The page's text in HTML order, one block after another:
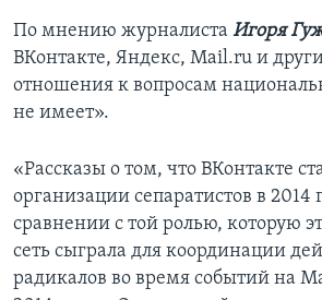
По мнению журналиста Игоря
ВКонтакте, Яндекс, Mail.ru и
отношения к вопросам
не имеет».
«Рассказы о том, что ВКонтакте
организации сепаратистов в 2014
сравнении с той ролью, которую
сеть сыграла для координации
радикалов во время событий на